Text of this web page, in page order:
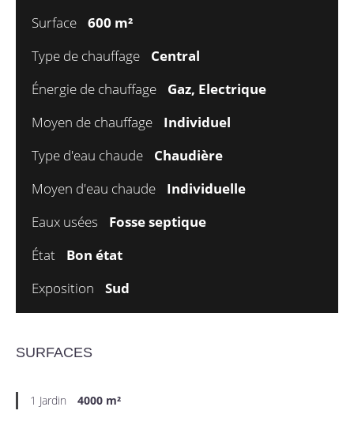
Surface
600 m²
Type de chauffage
Central
Énergie de chauffage
Gaz, Electrique
Moyen de chauffage
Individuel
Type d'eau chaude
Chaudière
Moyen d'eau chaude
Individuelle
Eaux usées
Fosse septique
État
Bon état
Exposition
Sud
SURFACES
1 Jardin 4000 m²